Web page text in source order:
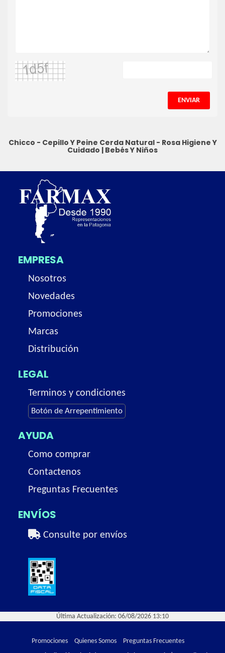
ENVIAR
Chicco - Cepillo Y Peine Cerda Natural - Rosa Higiene Y
Cuidado | Bebés Y Niños
EMPRESA
Nosotros
Novedades
Promociones
Marcas
Distribución
LEGAL
Terminos y condiciones
Botón de Arrepentimiento
AYUDA
Como comprar
Contactenos
Preguntas Frecuentes
ENVÍOS
Consulte por envíos
Última Actualización: 06/08/2026 13:10
Promociones Quienes Somos
Preguntas Frecuentes